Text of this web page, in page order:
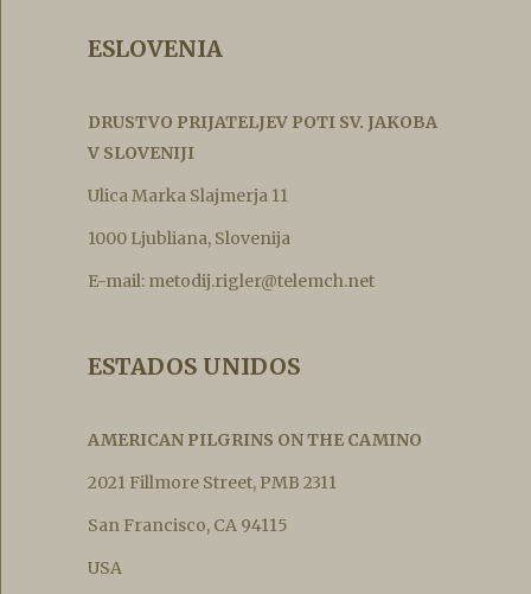
ESLOVENIA
DRUSTVO PRIJATELJEV POTI SV. JAKOBA
V SLOVENIJI
Ulica Marka Slajmerja 11
1000 Ljubliana, Slovenija
E-mail: metodij.rigler@telemch.net
ESTADOS UNIDOS
AMERICAN PILGRINS ON THE CAMINO
2021 Fillmore Street, PMB 2311
San Francisco, CA 94115
USA